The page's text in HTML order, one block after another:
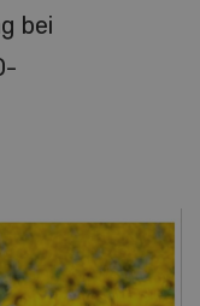
bei